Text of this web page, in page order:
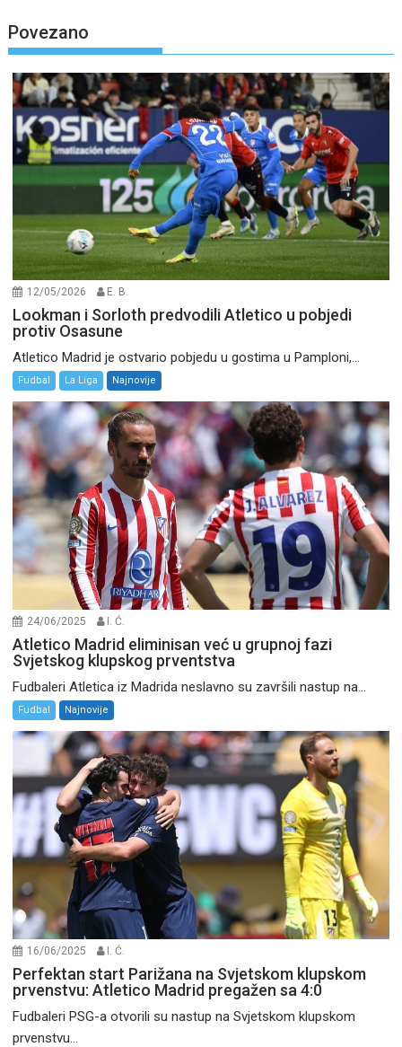
Povezano
12/05/2026 E. B.
Lookman i Sorloth predvodili Atletico u pobjedi
protiv Osasune
Atletico Madrid je ostvario pobjedu u gostima u Pamploni,...
Fudbal La Liga Najnovije
24/06/2025 I. Ć.
Atletico Madrid eliminisan već u grupnoj fazi
Svjetskog klupskog prventstva
Fudbaleri Atletica iz Madrida neslavno su završili nastup na...
Fudbal Najnovije
16/06/2025 I. Ć.
Perfektan start Parižana na Svjetskom klupskom
prvenstvu: Atletico Madrid pregažen sa 4:0
Fudbaleri PSG-a otvorili su nastup na Svjetskom klupskom
prvenstvu...